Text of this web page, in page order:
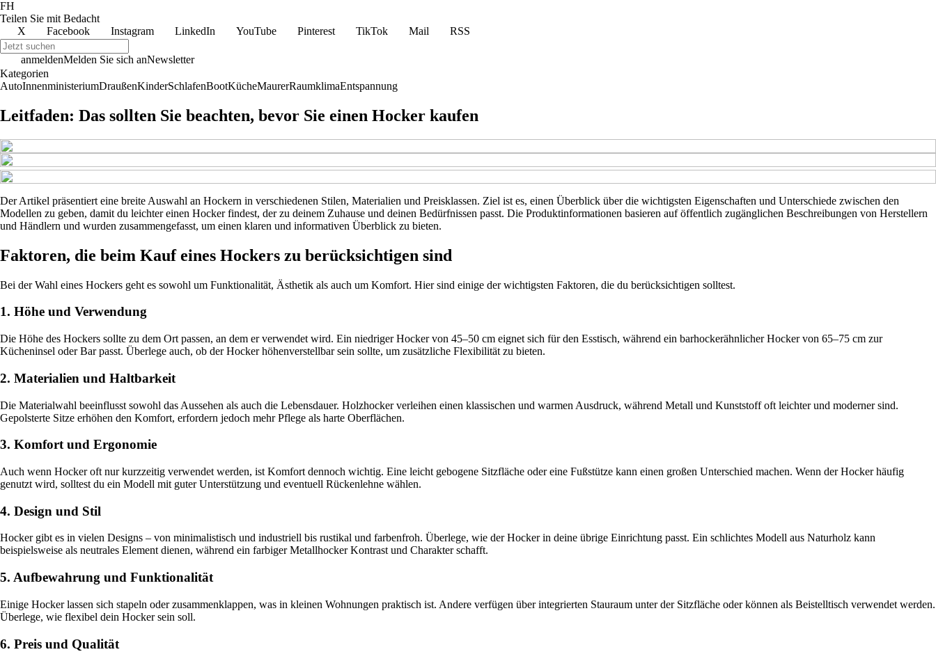
FH
Teilen Sie mit Bedacht
X
Facebook Instagram LinkedIn YouTube Pinterest TikTok Mail RSS
anmeldenMelden Sie sich anNewsletter
Kategorien
AutoInnenministeriumDraußenKinderSchlafenBootKücheMaurerRaumklimaEntspannung
Leitfaden: Das sollten Sie beachten, bevor Sie einen Hocker kaufen
Der Artikel präsentiert eine breite Auswahl an Hockern in verschiedenen Stilen, Materialien und Preisklassen. Ziel ist es, einen Überblick über die wichtigsten Eigenschaften und Unterschiede zwischen den
Modellen zu geben, damit du leichter einen Hocker findest, der zu deinem Zuhause und deinen Bedürfnissen passt. Die Produktinformationen basieren auf öffentlich zugänglichen Beschreibungen von Herstellern
und Händlern und wurden zusammengefasst, um einen klaren und informativen Überblick zu bieten.
Faktoren, die beim Kauf eines Hockers zu berücksichtigen sind
Bei der Wahl eines Hockers geht es sowohl um Funktionalität, Ästhetik als auch um Komfort. Hier sind einige der wichtigsten Faktoren, die du berücksichtigen solltest.
1. Höhe und Verwendung
Die Höhe des Hockers sollte zu dem Ort passen, an dem er verwendet wird. Ein niedriger Hocker von 45–50 cm eignet sich für den Esstisch, während ein barhockerähnlicher Hocker von 65–75 cm zur
Kücheninsel oder Bar passt. Überlege auch, ob der Hocker höhenverstellbar sein sollte, um zusätzliche Flexibilität zu bieten.
2. Materialien und Haltbarkeit
Die Materialwahl beeinflusst sowohl das Aussehen als auch die Lebensdauer. Holzhocker verleihen einen klassischen und warmen Ausdruck, während Metall und Kunststoff oft leichter und moderner sind.
Gepolsterte Sitze erhöhen den Komfort, erfordern jedoch mehr Pflege als harte Oberflächen.
3. Komfort und Ergonomie
Auch wenn Hocker oft nur kurzzeitig verwendet werden, ist Komfort dennoch wichtig. Eine leicht gebogene Sitzfläche oder eine Fußstütze kann einen großen Unterschied machen. Wenn der Hocker häufig
genutzt wird, solltest du ein Modell mit guter Unterstützung und eventuell Rückenlehne wählen.
4. Design und Stil
Hocker gibt es in vielen Designs – von minimalistisch und industriell bis rustikal und farbenfroh. Überlege, wie der Hocker in deine übrige Einrichtung passt. Ein schlichtes Modell aus Naturholz kann
beispielsweise als neutrales Element dienen, während ein farbiger Metallhocker Kontrast und Charakter schafft.
5. Aufbewahrung und Funktionalität
Einige Hocker lassen sich stapeln oder zusammenklappen, was in kleinen Wohnungen praktisch ist. Andere verfügen über integrierten Stauraum unter der Sitzfläche oder können als Beistelltisch verwendet werden.
Überlege, wie flexibel dein Hocker sein soll.
6. Preis und Qualität